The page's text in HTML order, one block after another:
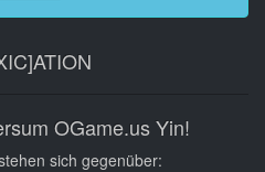
OGame.us Yin!
sich gegenüber: